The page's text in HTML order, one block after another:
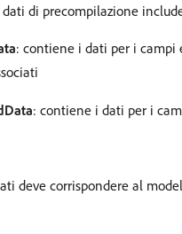
di precompilazione
: contiene i dati per i campi
: contiene i dati per i
deve corrispondere al